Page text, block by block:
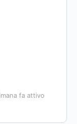
fa attivo